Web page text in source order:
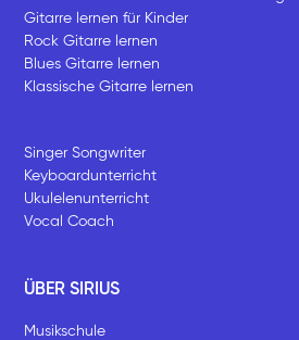
Gitarre lernen für Kinder
Rock Gitarre lernen
Blues Gitarre lernen
Klassische Gitarre lernen
Singer Songwriter
Keyboardunterricht
Ukulelenunterricht
Vocal Coach
ÜBER SIRIUS
Musikschule